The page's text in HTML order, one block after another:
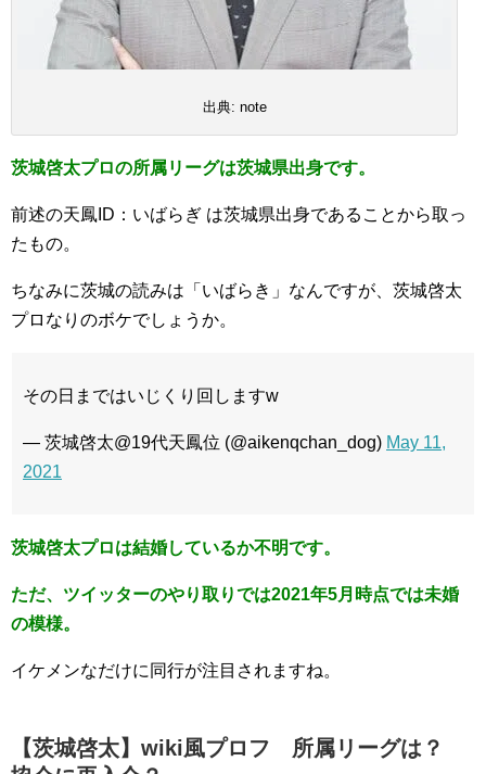
出典: note
茨城啓太プロの所属リーグは茨城県出身です。
前述の天鳳ID：いばらぎ は茨城県出身であることから取っ
たもの。
ちなみに茨城の読みは「いばらき」なんですが、茨城啓太
プロなりのボケでしょうか。
その日まではいじくり回しますw
— 茨城啓太@19代天鳳位 (@aikenqchan_dog) May 11,
2021
茨城啓太プロは結婚しているか不明です。
ただ、ツイッターのやり取りでは2021年5月時点では未婚
の模様。
イケメンなだけに同行が注目されますね。
【茨城啓太】wiki風プロフ 所属リーグは？